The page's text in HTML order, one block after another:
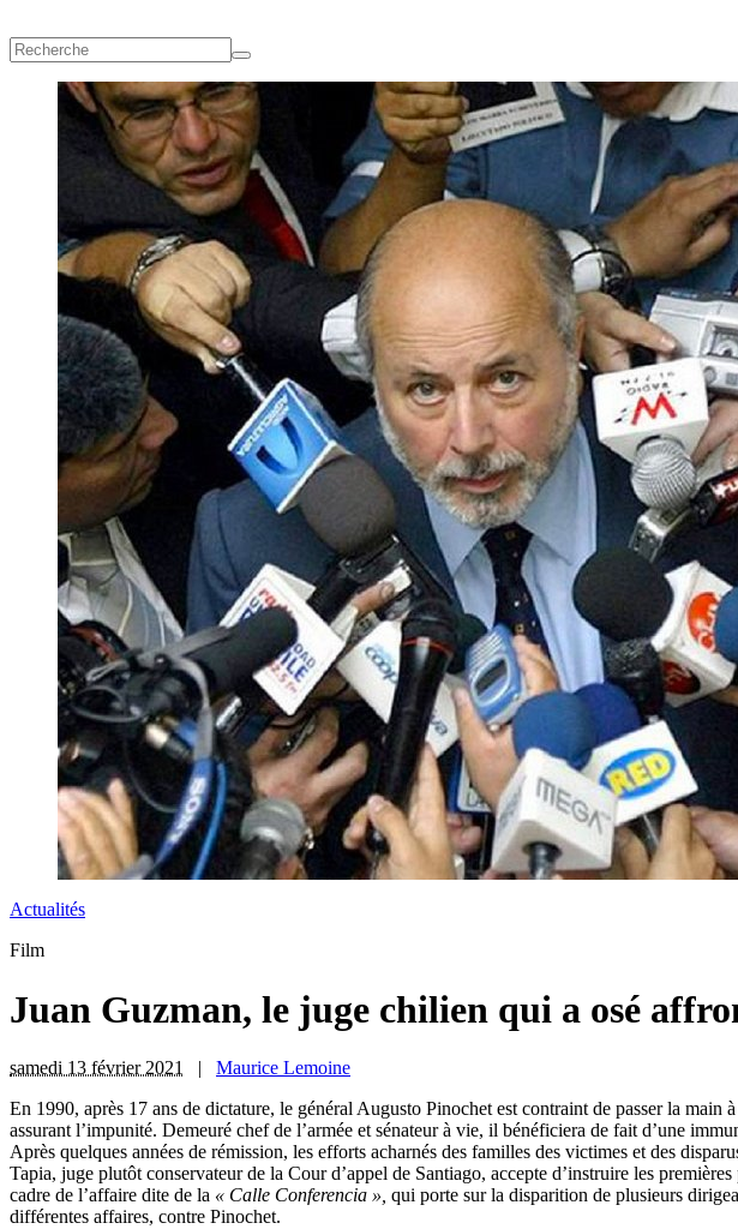
Actualités
Film
Juan Guzman, le juge chilien qui a osé
samedi 13 février 2021 | Maurice Lemoine
En 1990, après 17 ans de dictature, le général Augusto Pinochet est contraint de passer la
assurant l’impunité. Demeuré chef de l’armée et sénateur à vie, il bénéficiera de fait d’une
Après quelques années de rémission, les efforts acharnés des familles des victimes et des
Tapia, juge plutôt conservateur de la Cour d’appel de Santiago, accepte d’instruire les
cadre de l’affaire dite de la « Calle Conferencia », qui porte sur la disparition de plusieurs
différentes affaires, contre Pinochet.